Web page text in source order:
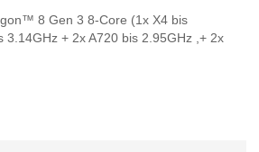
8 Gen 3 8-Core (1x X4 bis
3.14GHz + 2x A720 bis 2.95GHz ,+ 2x